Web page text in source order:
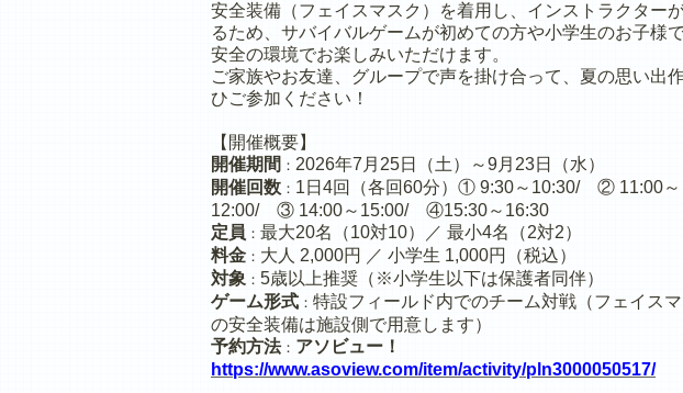
安全装備（フェイスマスク）を着用し、インストラクター
るため、サバイバルゲームが初めての方や小学生のお子様
安全の環境でお楽しみいただけます。
ご家族やお友達、グループで声を掛け合って、夏の思い出
ひご参加ください！
【開催概要】
開催期間 ： 2026年7月25日（土）～9月23日（水）
開催回数 ： 1日4回（各回60分）① 9:30～10:30/ ② 11:00～
12:00/ ③ 14:00～15:00/ ④15:30～16:30
定員 ： 最大20名（10対10）／ 最小4名（2対2）
料金 ： 大人 2,000円 ／ 小学生 1,000円（税込）
対象 ： 5歳以上推奨（※小学生以下は保護者同伴）
ゲーム形式 ： 特設フィールド内でのチーム対戦（フェイス
の安全装備は施設側で用意します）
予約方法： アソビュー！
https://www.asoview.com/item/activity/pln3000050517/